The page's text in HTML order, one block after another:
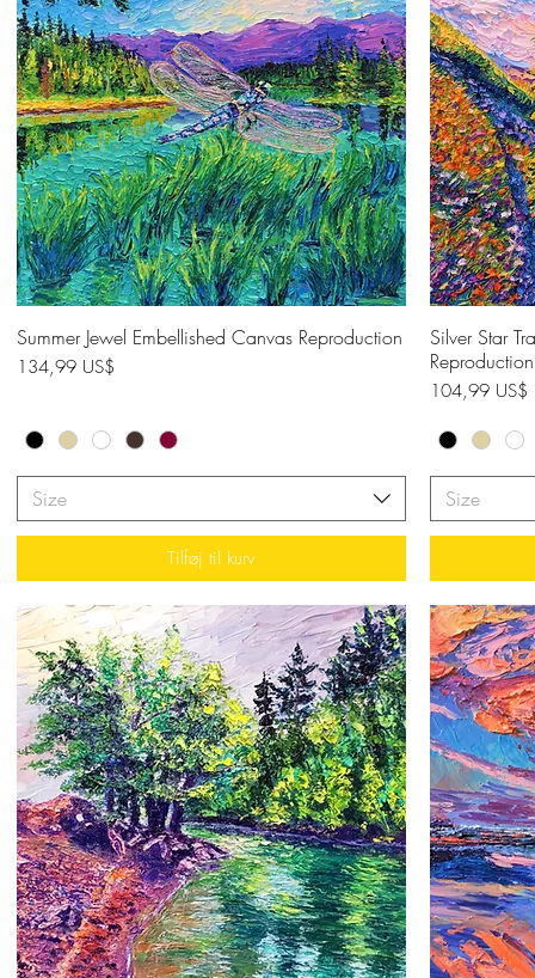
Hurtigvisning
Summer Jewel Embellished Canvas Reproduction
Pris
134,99 US$
Size
Tilføj til kurv
Silver Star
Reproduction
Pris
104,99 US$
Size